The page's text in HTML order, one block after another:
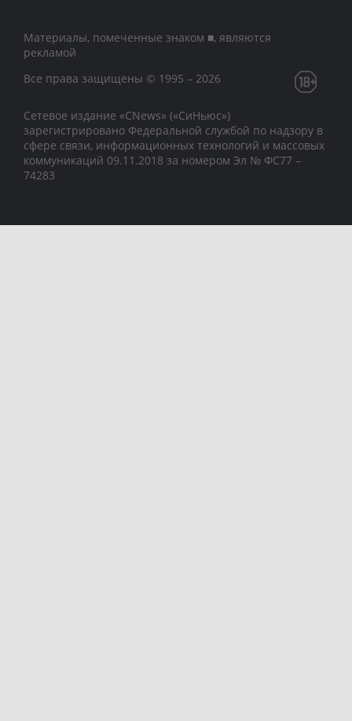
Материалы, помеченные знаком ■, являются
рекламой
Все права защищены © 1995 – 2026
Сетевое издание «CNews» («СиНьюс»)
зарегистрировано Федеральной службой по надзору в
сфере связи, информационных технологий и массовых
коммуникаций 09.11.2018 за номером Эл № ФС77 –
74283